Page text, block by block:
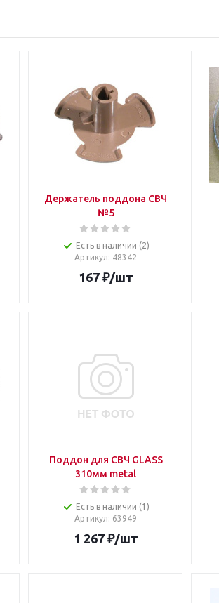
Держатель поддона СВЧ
№5
Есть в наличии (2)
Артикул: 48342
167₽/шт
Поддон для СВЧ GLASS
310мм metal
Есть в наличии (1)
Артикул: 63949
1 267₽/шт